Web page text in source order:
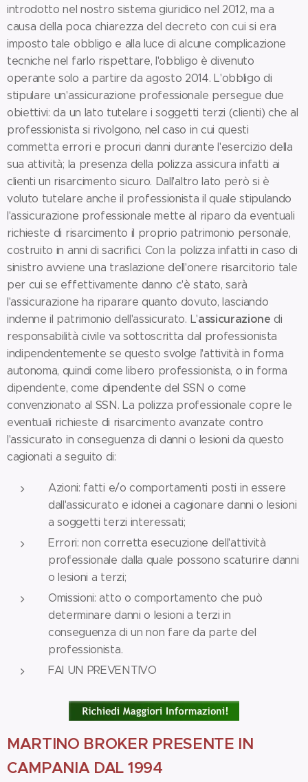
introdotto nel nostro sistema giuridico nel 2012, ma a
causa della poca chiarezza del decreto con cui si era
imposto tale obbligo e alla luce di alcune complicazione
tecniche nel farlo rispettare, l'obbligo è divenuto
operante solo a partire da agosto 2014. L'obbligo di
stipulare un'assicurazione professionale persegue due
obiettivi: da un lato tutelare i soggetti terzi (clienti) che al
professionista si rivolgono, nel caso in cui questi
commetta errori e procuri danni durante l'esercizio della
sua attività; la presenza della polizza assicura infatti ai
clienti un risarcimento sicuro. Dall'altro lato però si è
voluto tutelare anche il professionista il quale stipulando
l'assicurazione professionale mette al riparo da eventuali
richieste di risarcimento il proprio patrimonio personale,
costruito in anni di sacrifici. Con la polizza infatti in caso di
sinistro avviene una traslazione dell'onere risarcitorio tale
per cui se effettivamente danno c'è stato, sarà
l'assicurazione ha riparare quanto dovuto, lasciando
indenne il patrimonio dell'assicurato. L'assicurazione di
responsabilità civile va sottoscritta dal professionista
indipendentemente se questo svolge l'attività in forma
autonoma, quindi come libero professionista, o in forma
dipendente, come dipendente del SSN o come
convenzionato al SSN. La polizza professionale copre le
eventuali richieste di risarcimento avanzate contro
l'assicurato in conseguenza di danni o lesioni da questo
cagionati a seguito di:
Azioni: fatti e/o comportamenti posti in essere
dall'assicurato e idonei a cagionare danni o lesioni
a soggetti terzi interessati;
Errori: non corretta esecuzione dell'attività
professionale dalla quale possono scaturire danni
o lesioni a terzi;
Omissioni: atto o comportamento che può
determinare danni o lesioni a terzi in
conseguenza di un non fare da parte del
professionista.
FAI UN PREVENTIVO
MARTINO BROKER PRESENTE IN
CAMPANIA DAL 1994